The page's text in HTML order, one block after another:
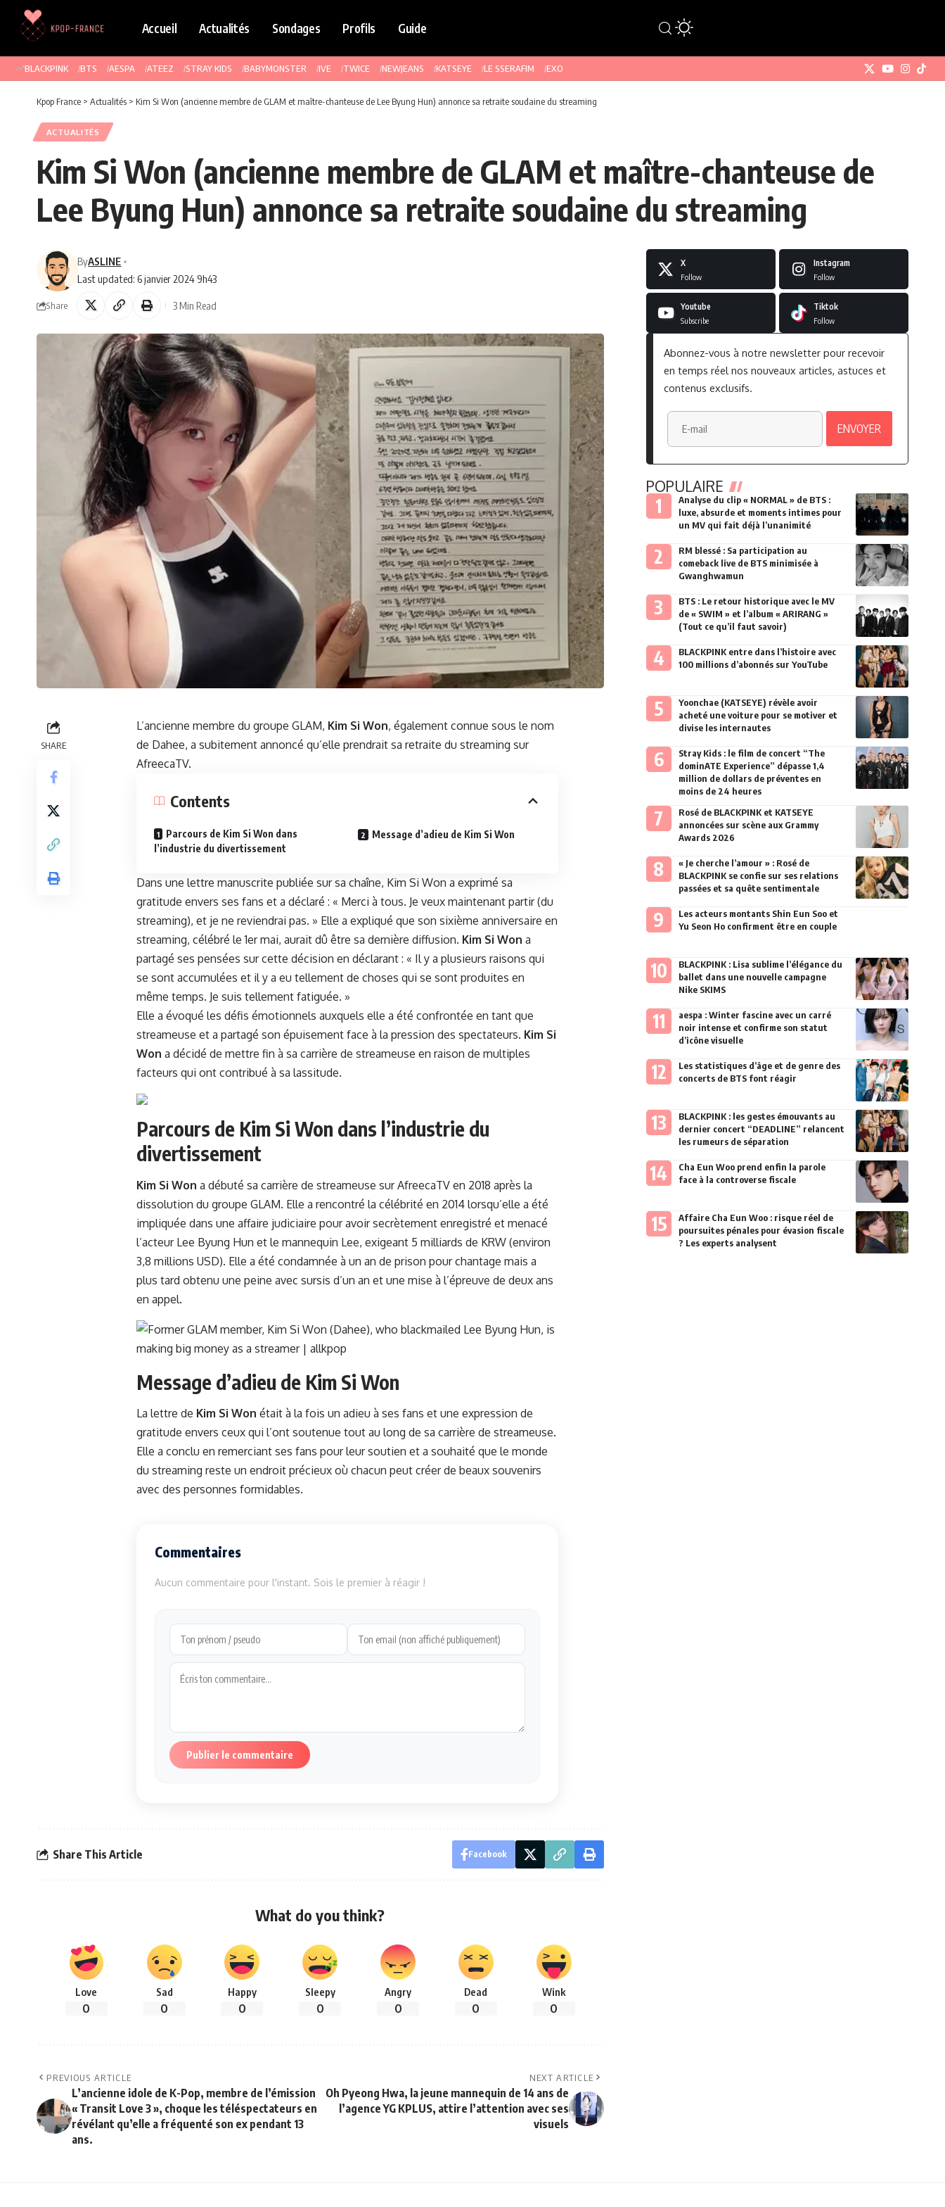
Accueil Actualités Sondages Profils Guide
BLACKPINK BTS AESPA ATEEZ STRAY KIDS BABYMONSTER IVE TWICE NEWJEANS KATSEYE LE SSERAFIM EXO
Kpop France > Actualités > Kim Si Won (ancienne membre de GLAM et maître-chanteuse de Lee Byung Hun) annonce sa retraite soudaine du streaming
ACTUALITÉS
Kim Si Won (ancienne membre de GLAM et maître-chanteuse de
Lee Byung Hun) annonce sa retraite soudaine du streaming
Last updated: 6 janvier 2024 9h43
ByASLINE
Share 3 Min Read
SHARE
L’ancienne membre du groupe GLAM, Kim Si Won, également connue sous le nom
de Dahee, a subitement annoncé qu’elle prendrait sa retraite du streaming sur
AfreecaTV.
Contents
Parcours de Kim Si Won dans
l’industrie du divertissement
Message d’adieu de Kim Si Won
Dans une lettre manuscrite publiée sur sa chaîne, Kim Si Won a exprimé sa
gratitude envers ses fans et a déclaré : « Merci à tous. Je veux maintenant partir (du
streaming), et je ne reviendrai pas. » Elle a expliqué que son sixième anniversaire en
streaming, célébré le 1er mai, aurait dû être sa dernière diffusion. Kim Si Won a
partagé ses pensées sur cette décision en déclarant : « Il y a plusieurs raisons qui
se sont accumulées et il y a eu tellement de choses qui se sont produites en
même temps. Je suis tellement fatiguée. »
Elle a évoqué les défis émotionnels auxquels elle a été confrontée en tant que
streameuse et a partagé son épuisement face à la pression des spectateurs. Kim Si
Won a décidé de mettre fin à sa carrière de streameuse en raison de multiples
facteurs qui ont contribué à sa lassitude.
Parcours de Kim Si Won dans l’industrie du
divertissement
Kim Si Won a débuté sa carrière de streameuse sur AfreecaTV en 2018 après la
dissolution du groupe GLAM. Elle a rencontré la célébrité en 2014 lorsqu’elle a été
impliquée dans une affaire judiciaire pour avoir secrètement enregistré et menacé
l’acteur Lee Byung Hun et le mannequin Lee, exigeant 5 milliards de KRW (environ
3,8 millions USD). Elle a été condamnée à un an de prison pour chantage mais a
plus tard obtenu une peine avec sursis d’un an et une mise à l’épreuve de deux ans
en appel.
Message d’adieu de Kim Si Won
La lettre de Kim Si Won était à la fois un adieu à ses fans et une expression de
gratitude envers ceux qui l’ont soutenue tout au long de sa carrière de streameuse.
Elle a conclu en remerciant ses fans pour leur soutien et a souhaité que le monde
du streaming reste un endroit précieux où chacun peut créer de beaux souvenirs
avec des personnes formidables.
Commentaires
Aucun commentaire pour l'instant. Sois le premier à réagir !
Publier le commentaire
Share This Article Facebook
What do you think?
Love
0
Sad
0
Happy
0
Sleepy
0
Angry
0
Dead
0
Wink
0
PREVIOUS ARTICLE
L’ancienne idole de K-Pop, membre de l’émission
« Transit Love 3 », choque les téléspectateurs en
révélant qu’elle a fréquenté son ex pendant 13
ans.
NEXT ARTICLE
Oh Pyeong Hwa, la jeune mannequin de 14 ans de
l’agence YG KPLUS, attire l’attention avec ses
visuels
X
Follow
Instagram
Follow
Youtube
Subscribe
Tiktok
Follow
Abonnez-vous à notre newsletter pour recevoir
en temps réel nos nouveaux articles, astuces et
contenus exclusifs.
POPULAIRE
Analyse du clip « NORMAL » de BTS :
luxe, absurde et moments intimes pour
un MV qui fait déjà l’unanimité
RM blessé : Sa participation au
comeback live de BTS minimisée à
Gwanghwamun
BTS : Le retour historique avec le MV
de « SWIM » et l’album « ARIRANG »
(Tout ce qu’il faut savoir)
BLACKPINK entre dans l’histoire avec
100 millions d’abonnés sur YouTube
Yoonchae (KATSEYE) révèle avoir
acheté une voiture pour se motiver et
divise les internautes
Stray Kids : le film de concert “The
dominATE Experience” dépasse 1,4
million de dollars de préventes en
moins de 24 heures
Rosé de BLACKPINK et KATSEYE
annoncées sur scène aux Grammy
Awards 2026
« Je cherche l’amour » : Rosé de
BLACKPINK se confie sur ses relations
passées et sa quête sentimentale
Les acteurs montants Shin Eun Soo et
Yu Seon Ho confirment être en couple
BLACKPINK : Lisa sublime l’élégance du
ballet dans une nouvelle campagne
Nike SKIMS
aespa : Winter fascine avec un carré
noir intense et confirme son statut
d’icône visuelle
Les statistiques d’âge et de genre des
concerts de BTS font réagir
BLACKPINK : les gestes émouvants au
dernier concert “DEADLINE” relancent
les rumeurs de séparation
Cha Eun Woo prend enfin la parole
face à la controverse fiscale
Affaire Cha Eun Woo : risque réel de
poursuites pénales pour évasion fiscale
? Les experts analysent